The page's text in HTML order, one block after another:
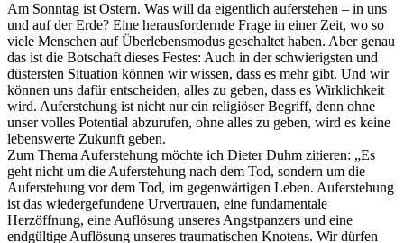
Am Sonntag ist Ostern. Was will da eigentlich auferstehen – in uns
und auf der Erde? Eine herausfordernde Frage in einer Zeit, wo so
viele Menschen auf Überlebensmodus geschaltet haben. Aber genau
das ist die Botschaft dieses Festes: Auch in der schwierigsten und
düstersten Situation können wir wissen, dass es mehr gibt. Und wir
können uns dafür entscheiden, alles zu geben, dass es Wirklichkeit
wird. Auferstehung ist nicht nur ein religiöser Begriff, denn ohne
unser volles Potential abzurufen, ohne alles zu geben, wird es keine
lebenswerte Zukunft geben.
Zum Thema Auferstehung möchte ich Dieter Duhm zitieren: „Es
geht nicht um die Auferstehung nach dem Tod, sondern um die
Auferstehung vor dem Tod, im gegenwärtigen Leben. Auferstehung
ist das wiedergefundene Urvertrauen, eine fundamentale
Herzöffnung, eine Auflösung unseres Angstpanzers und eine
endgültige Auflösung unseres traumatischen Knotens. Wir dürfen